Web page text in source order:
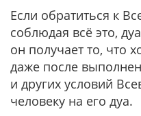
Если обратиться к
соблюдая всё это,
он получает то, что
даже после
и других условий
человеку на его дуа.